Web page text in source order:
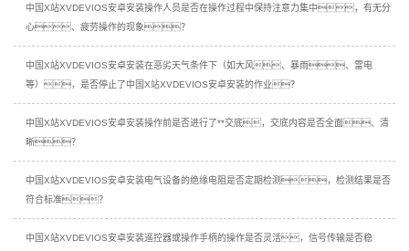
中国X站XVDEVIOS安卓安装操作人员是否在操作过程中保持注意力集中，有无分
心、疲劳操作的现象？
中国X站XVDEVIOS安卓安装在恶劣天气条件下（如大风、暴雨、雷电
等），是否停止了中国X站XVDEVIOS安卓安装的作业？
中国X站XVDEVIOS安卓安装操作前是否进行了**交底，交底内容是否全面、清
晰？
中国X站XVDEVIOS安卓安装电气设备的绝缘电阻是否定期检测，检测结果是否
符合标准？
中国X站XVDEVIOS安卓安装遥控器或操作手柄的操作是否灵活，信号传输是否稳